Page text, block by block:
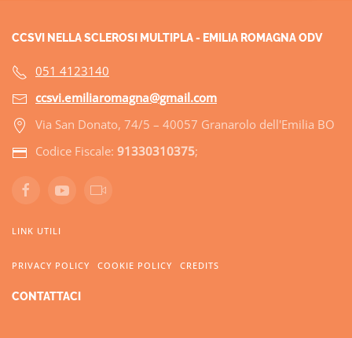
CCSVI NELLA SCLEROSI MULTIPLA - EMILIA ROMAGNA ODV
051 4123140
ccsvi.emiliaromagna@gmail.com
Via San Donato, 74/5 – 40057 Granarolo dell'Emilia BO
Codice Fiscale: 91330310375;
LINK UTILI
PRIVACY POLICY COOKIE POLICY CREDITS
CONTATTACI